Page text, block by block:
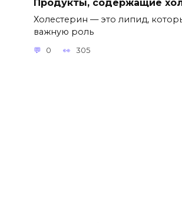
Холестерин — это липид,
важную роль
0 305